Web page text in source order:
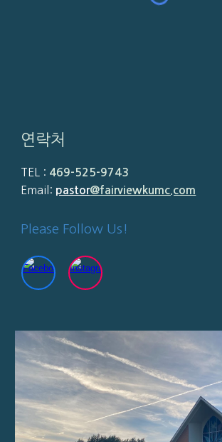
연락처
TEL : 469-525-9743
Email: pastor@fairviewkumc.com
Please Follow Us!